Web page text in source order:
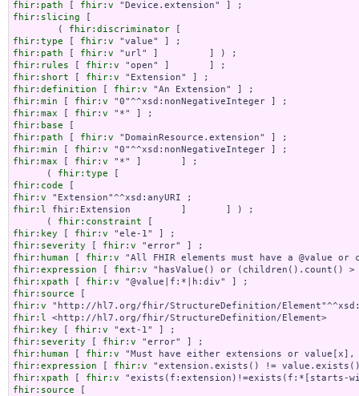
fhir:path [ fhir:v
fhir:slicing [
        (
fhir:discriminator
fhir:type [ fhir:v
fhir:path [ fhir:v
fhir:rules [ fhir:v
fhir:short [ fhir:v
fhir:definition [ fhir:v
fhir:min [ fhir:v
fhir:max [ fhir:v
fhir:base
fhir:path [ fhir:v
fhir:min [ fhir:v
fhir:max [ fhir:v "*" ]       ] ;
      (
fhir:type
fhir:code
fhir:v
fhir:l fhir:Extension         ]       ] ) ;
      (
fhir:constraint
fhir:key [ fhir:v
fhir:severity [ fhir:v
fhir:human [ fhir:v
fhir:expression [ fhir:v
fhir:xpath [ fhir:v
fhir:source
fhir:v
fhir:l
fhir:key [ fhir:v
fhir:severity [ fhir:v
fhir:human [ fhir:v
fhir:expression [ fhir:v
fhir:xpath [ fhir:v
fhir:source